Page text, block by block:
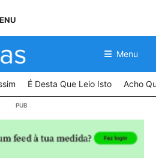
Menu
É Desta Que Leio Isto Acho